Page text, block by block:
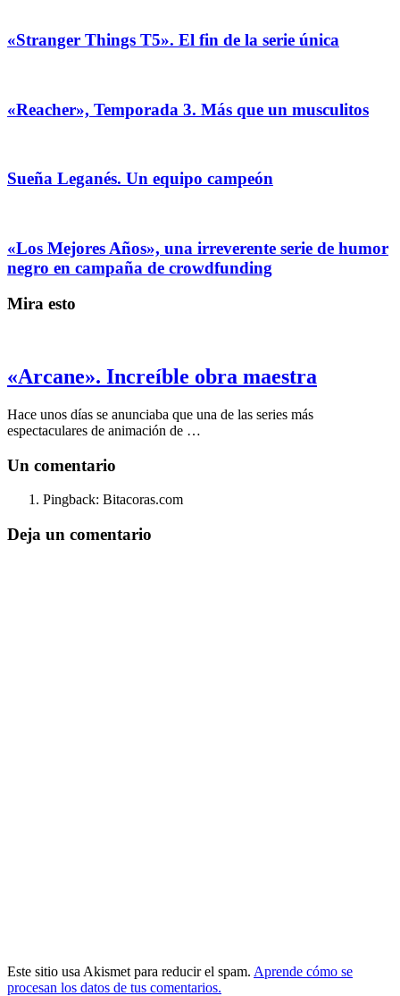
«Stranger Things T5». El fin de la serie única
«Reacher», Temporada 3. Más que un musculitos
Sueña Leganés. Un equipo campeón
«Los Mejores Años», una irreverente serie de humor
negro en campaña de crowdfunding
Mira esto
«Arcane». Increíble obra maestra
Hace unos días se anunciaba que una de las series más
espectaculares de animación de …
Un comentario
Pingback: Bitacoras.com
Deja un comentario
Este sitio usa Akismet para reducir el spam. Aprende cómo se
procesan los datos de tus comentarios.